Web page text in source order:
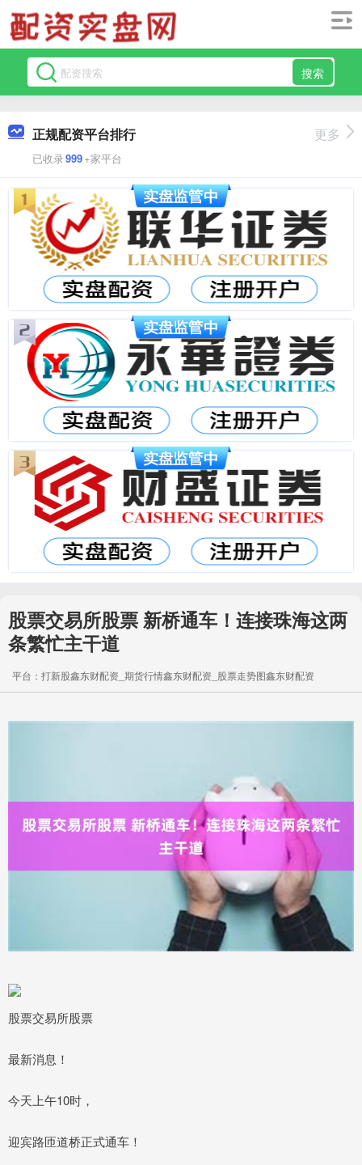
搜索
正规配资平台排行
已收录999+家平台
更多
股票交易所股票 新桥通车！连接珠海这两
条繁忙主干道
平台：打新股鑫东财配资_期货行情鑫东财配资_股票走势图鑫东财配资
股票交易所股票
最新消息！
今天上午10时，
迎宾路匝道桥正式通车！